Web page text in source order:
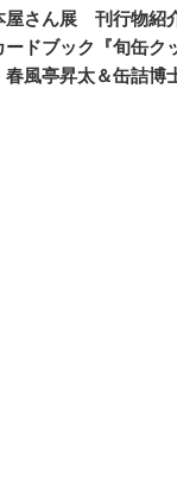
屋さん展 刊行物紹
ドブック『旬缶ク
風亭昇太＆缶詰博